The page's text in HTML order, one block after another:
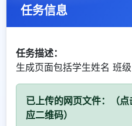
任务信息
任务描述：
生成页面包括学生姓名 班
已上传的网页文件：（
应二维码）